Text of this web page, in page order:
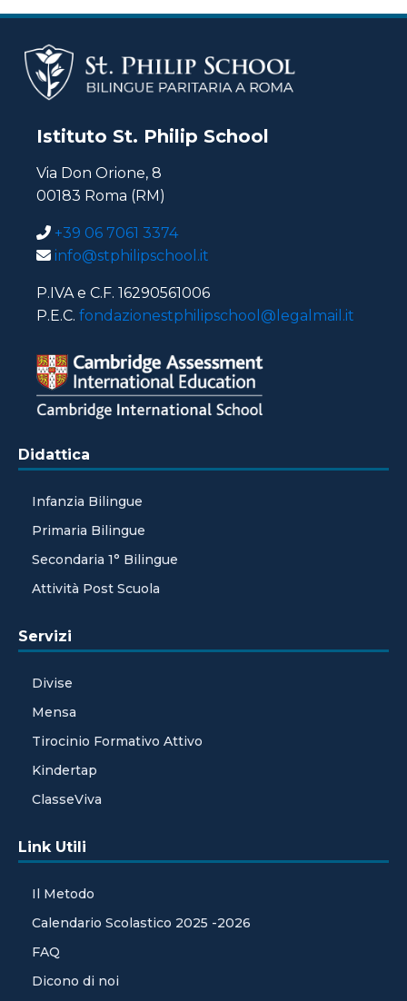
Istituto St. Philip School
Via Don Orione, 8
00183 Roma (RM)
+39 06 7061 3374
info@stphilipschool.it
P.IVA e C.F. 16290561006
P.E.C. fondazionestphilipschool@legalmail.it
Didattica
Infanzia Bilingue
Primaria Bilingue
Secondaria 1° Bilingue
Attività Post Scuola
Servizi
Divise
Mensa
Tirocinio Formativo Attivo
Kindertap
ClasseViva
Link Utili
Il Metodo
Calendario Scolastico 2025 -2026
FAQ
Dicono di noi